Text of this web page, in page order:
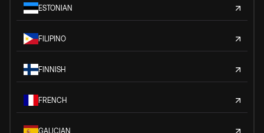
ESTONIAN
FILIPINO
FINNISH
FRENCH
GALICIAN